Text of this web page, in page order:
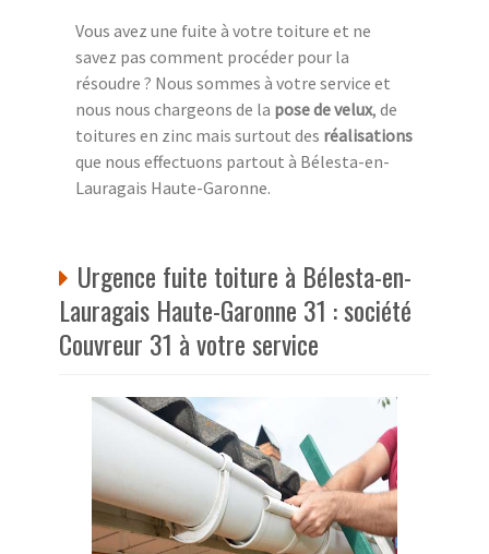
Vous avez une fuite à votre toiture et ne
savez pas comment procéder pour la
résoudre ? Nous sommes à votre service et
nous nous chargeons de la pose de velux, de
toitures en zinc mais surtout des réalisations
que nous effectuons partout à Bélesta-en-
Lauragais Haute-Garonne.
Urgence fuite toiture à Bélesta-en-
Lauragais Haute-Garonne 31 : société
Couvreur 31 à votre service